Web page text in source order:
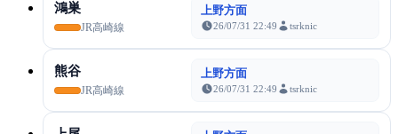
鴻巣
JR高崎線
上野方面
26/07/31 22:49 tsrknic
熊谷
JR高崎線
上野方面
26/07/31 22:49 tsrknic